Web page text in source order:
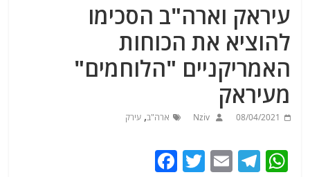
עיראק וארה"ב הסכימו
להוציא את הכוחות
האמריקניים "הלוחמים"
מעיראק
08/04/2021
Nziv ארה"ב,עירק
W
T
E
T